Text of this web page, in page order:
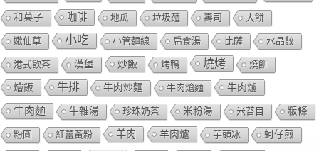
和菓子 咖啡 地瓜 垃圾麵 壽司 大餅
嫰仙草 小吃 小管麵線 扁食湯 比薩 水晶餃
港式飲茶 漢堡 炒飯 烤鴨 燒烤 燒餅
燴飯 牛排 牛肉炒麵 牛肉熗麵 牛肉爐
牛肉麵 牛雜湯 珍珠奶茶 米粉湯 米苔目 粄條
粉圓 紅薑黃粉 羊肉 羊肉爐 芋頭冰 蚵仔煎